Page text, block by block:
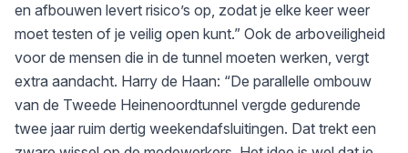
en afbouwen levert risico’s op, zodat je elke keer weer
moet testen of je veilig open kunt.” Ook de arboveiligheid
voor de mensen die in de tunnel moeten werken, vergt
extra aandacht. Harry de Haan: “De parallelle ombouw
van de Tweede Heinenoordtunnel vergde gedurende
twee jaar ruim dertig weekendafsluitingen. Dat trekt een